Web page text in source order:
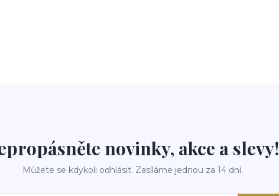
novinky, akce a slevy!
Můžete se kdykoli odhlásit. Zasíláme jednou za 14 dní.